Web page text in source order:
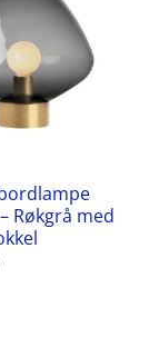
Røkgrå med